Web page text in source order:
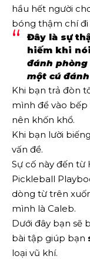
hầu hết người
bóng thậm chí đi
Đây là sự
hiếm khi
đánh
một cú
Khi bạn trả đòn
mình để vào
nên khốn khổ.
Khi bạn lười
vấn đề.
Sự cố này đến từ
Pickleball
dòng từ trên
mình là Caleb.
Dưới đây bạn sẽ
bài tập giúp bạn
loại vũ khí.